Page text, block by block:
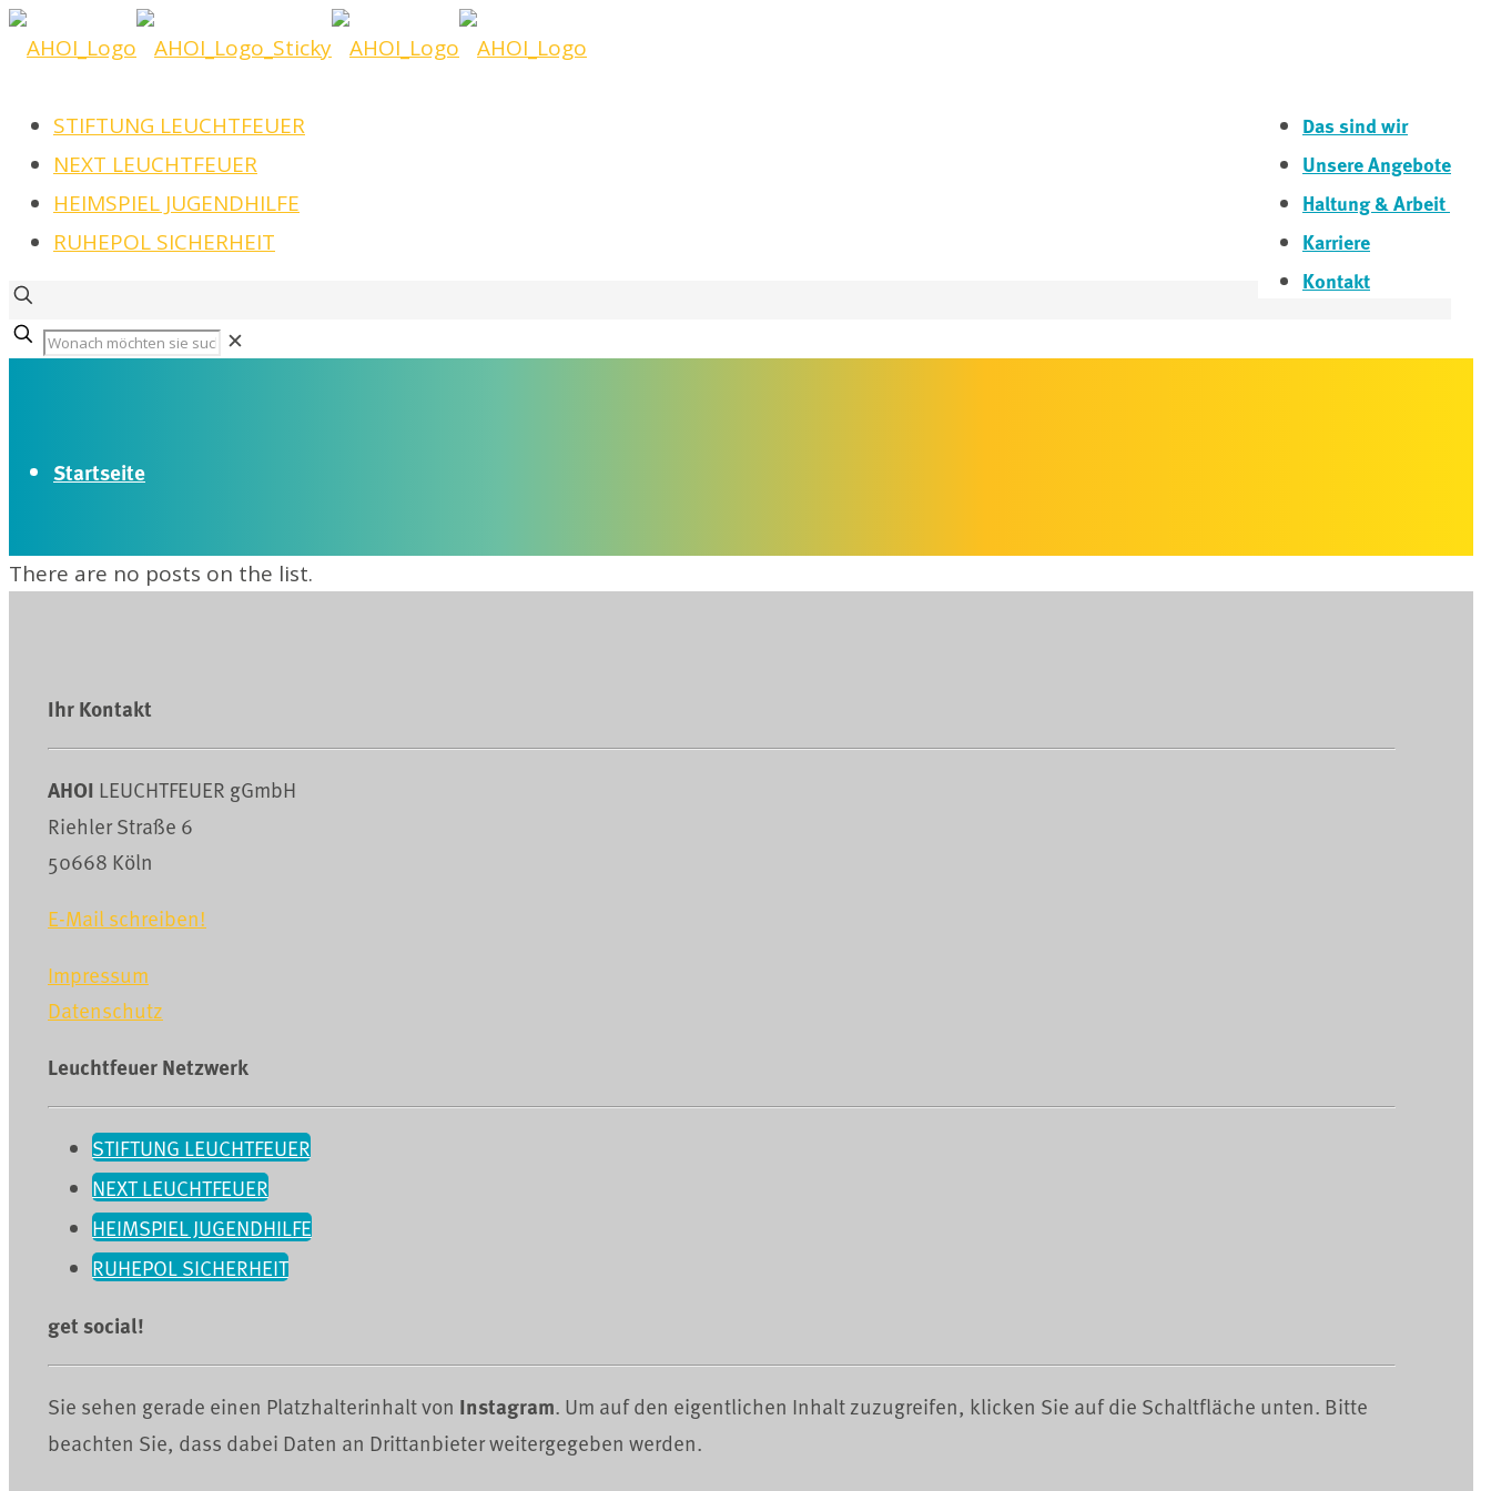
Das sind wir
Unsere Angebote
Haltung & Arbeit
Karriere
Kontakt
STIFTUNG LEUCHTFEUER
NEXT LEUCHTFEUER
HEIMSPIEL JUGENDHILFE
RUHEPOL SICHERHEIT
✕
Startseite
There are no posts on the list.
Ihr Kontakt
AHOI LEUCHTFEUER gGmbH
Riehler Straße 6
50668 Köln
E-Mail schreiben!
Impressum
Datenschutz
Leuchtfeuer Netzwerk
STIFTUNG LEUCHTFEUER
NEXT LEUCHTFEUER
HEIMSPIEL JUGENDHILFE
RUHEPOL SICHERHEIT
get social!
Sie sehen gerade einen Platzhalterinhalt von Instagram. Um auf den eigentlichen Inhalt zuzugreifen, klicken Sie auf die Schaltfläche unten. Bitte
beachten Sie, dass dabei Daten an Drittanbieter weitergegeben werden.